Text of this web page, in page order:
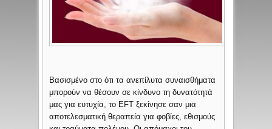
Βασισμένο στο ότι τα ανεπίλυτα συναισθήματα
μπορούν να θέσουν σε κίνδυνο τη δυνατότητά
μας για ευτυχία, το ΕFT ξεκίνησε σαν μια
αποτελεσματική θεραπεία για φοβίες, εθισμούς